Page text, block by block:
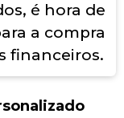
é hora de
a compra
financeiros.